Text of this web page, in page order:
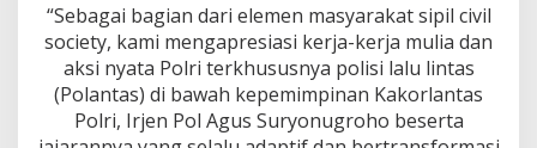
i
C
i
l
i
k
“Sebagai bagian dari elemen masyarakat sipil civil
society, kami mengapresiasi kerja-kerja mulia dan
aksi nyata Polri terkhususnya polisi lalu lintas
(Polantas) di bawah kepemimpinan Kakorlantas
Polri, Irjen Pol Agus Suryonugroho beserta